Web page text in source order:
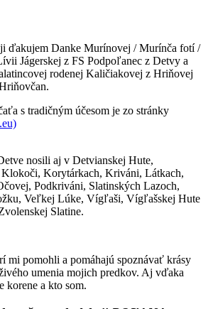
ďakujem Danke Murínovej / Murínča fotí /
Jágerskej z FS Podpoľanec z Detvy a
rodenej Kaličiakovej z Hriňovej
s tradičným účesom je zo stránky
nosili aj v Detvianskej Hute,
Korytárkach, Kriváni, Látkach,
Podkriváni, Slatinských Lazoch,
Veľkej Lúke, Vígľaši, Vígľašskej Hute
Slatine.
mi pomohli a pomáhajú spoznávať krásy
umenia mojich predkov. Aj vďaka
korene a kto som.